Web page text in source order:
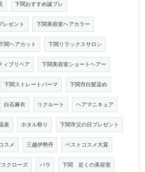
下関おすすめ誕プレ
レゼント 下関美容室ヘアカラー
関ヘアカット 下関リラックスサロン
ィブリペア 下関美容室ショートヘアー
下関ストレートパーマ 下関市白髪染め
白石麻衣 リクルート ヘアマニキュア
泉 ホタル祭り 下関市父の日プレゼント
スメ 三越伊勢丹 ベストコスメ大賞
スクローズ バラ 下関 近くの美容室